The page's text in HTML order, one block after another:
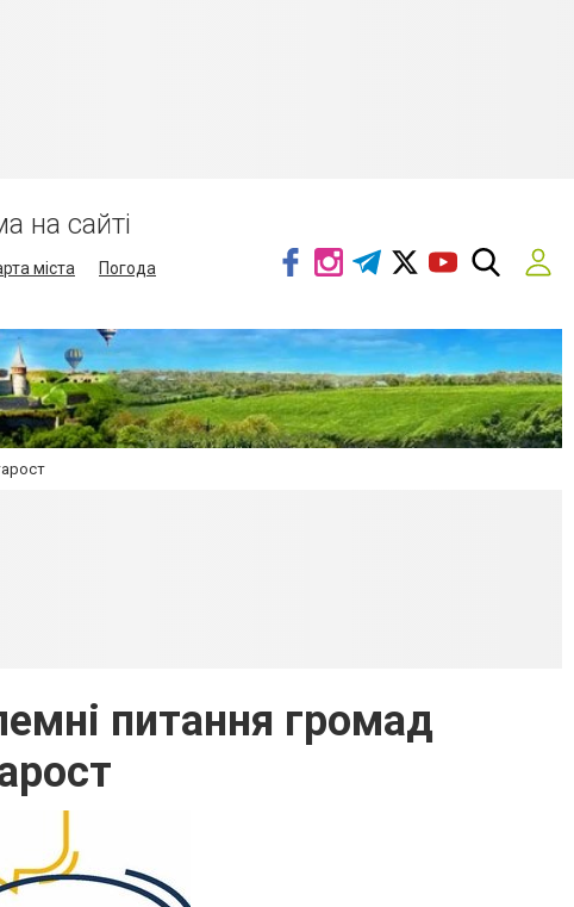
на сайті
міста
Погода
питання громад